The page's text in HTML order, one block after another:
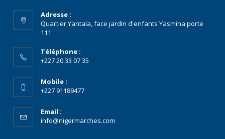
Adresse :
Quartier Yantala, face jardin d'enfants Yasmina porte
111
Téléphone :
+227 20 33 07 35
Mobile :
+227 91189477
Email :
info@nigermarches.com